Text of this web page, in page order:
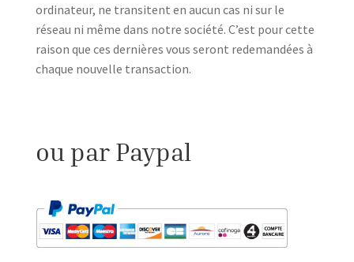
ordinateur, ne transitent en aucun cas ni sur le
réseau ni même dans notre société. C’est pour cette
raison que ces dernières vous seront redemandées à
chaque nouvelle transaction.
ou par Paypal